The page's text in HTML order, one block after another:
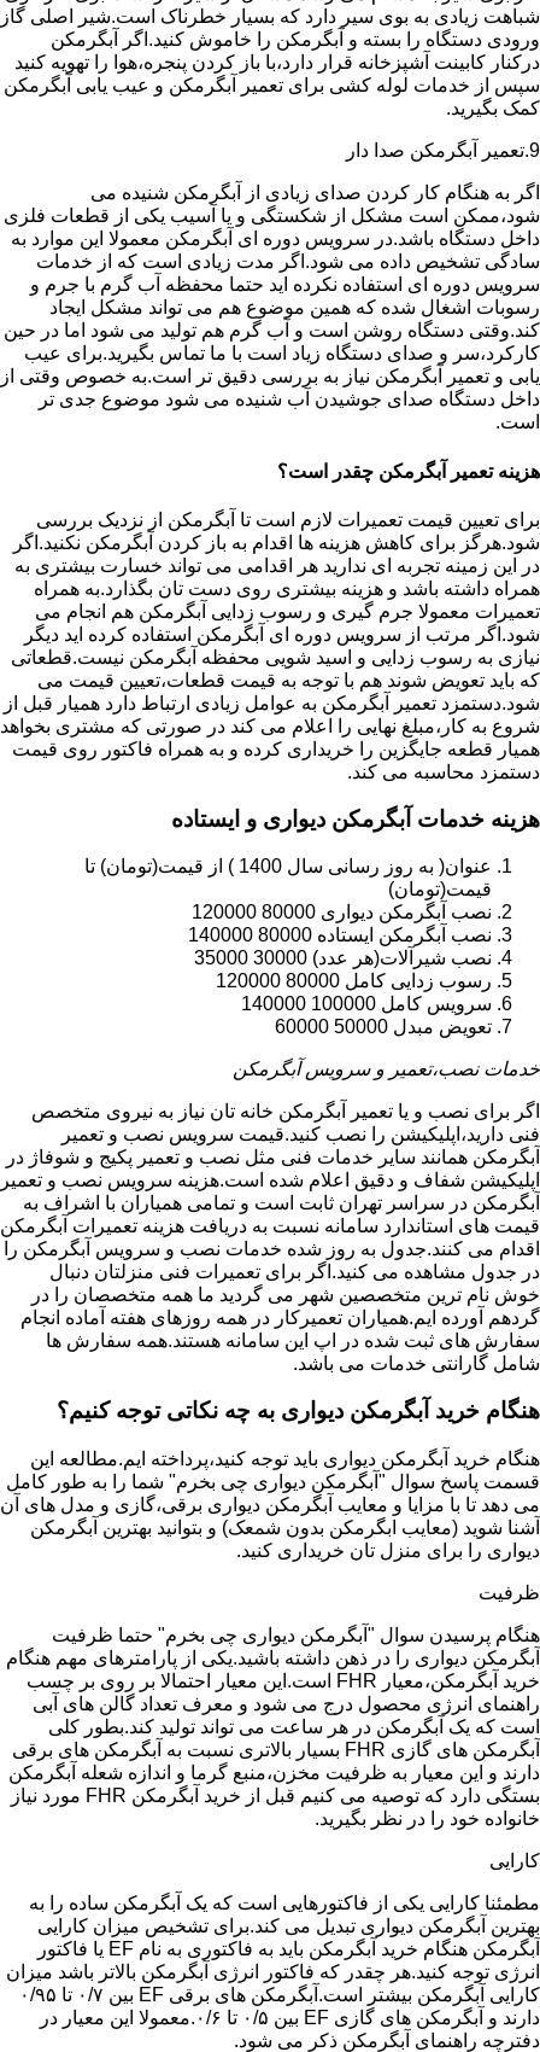
شباهت زیادی به بوی سیر دارد که بسیار خطرناک است.شیر اصلی گاز
ورودی دستگاه را بسته و آبگرمکن را خاموش کنید.اگر آبگرمکن
درکنار کابینت آشپزخانه قرار دارد،با باز کردن پنجره،هوا را تهویه کنید
سپس از خدمات لوله کشی برای تعمیر آبگرمکن و عیب یابی آبگرمکن
کمک بگیرید.
9.تعمیر آبگرمکن صدا دار
اگر به هنگام کار کردن صدای زیادی از آبگرمکن شنیده می
شود،ممکن است مشکل از شکستگی و یا آسیب یکی از قطعات فلزی
داخل دستگاه باشد.در سرویس دوره ای آبگرمکن معمولا این موارد به
سادگی تشخیص داده می شود.اگر مدت زیادی است که از خدمات
سرویس دوره ای استفاده نکرده اید حتما محفظه آب گرم با جرم و
رسوبات اشغال شده که همین موضوع هم می تواند مشکل ایجاد
کند.وقتی دستگاه روشن است و آب گرم هم تولید می شود اما در حین
کارکرد،سر و صدای دستگاه زیاد است با ما تماس بگیرید.برای عیب
یابی و تعمیر آبگرمکن نیاز به بررسی دقیق تر است.به خصوص وقتی از
داخل دستگاه صدای جوشیدن آب شنیده می شود موضوع جدی تر
است.
هزینه تعمیر آبگرمکن چقدر است؟
برای تعیین قیمت تعمیرات لازم است تا آبگرمکن از نزدیک بررسی
شود.هرگز برای کاهش هزینه ها اقدام به باز کردن آبگرمکن نکنید.اگر
در این زمینه تجربه ای ندارید هر اقدامی می تواند خسارت بیشتری به
همراه داشته باشد و هزینه بیشتری روی دست تان بگذارد.به همراه
تعمیرات معمولا جرم گیری و رسوب زدایی آبگرمکن هم انجام می
شود.اگر مرتب از سرویس دوره ای آبگرمکن استفاده کرده اید دیگر
نیازی به رسوب زدایی و اسید شویی محفظه آبگرمکن نیست.قطعاتی
که باید تعویض شوند هم با توجه به قیمت قطعات،تعیین قیمت می
شود.دستمزد تعمیر آبگرمکن به عوامل زیادی ارتباط دارد همیار قبل از
شروع به کار،مبلغ نهایی را اعلام می کند در صورتی که مشتری بخواهد
همیار قطعه جایگزین را خریداری کرده و به همراه فاکتور روی قیمت
دستمزد محاسبه می کند.
هزینه خدمات آبگرمکن دیواری و ایستاده
عنوان( به روز رسانی سال 1400 ) از قیمت(تومان) تا
قیمت(تومان)
نصب آبگرمکن دیواری 80000 120000
نصب آبگرمکن ایستاده 80000 140000
نصب شیرآلات(هر عدد) 30000 35000
رسوب زدایی کامل 80000 120000
سرویس کامل 100000 140000
تعویض مبدل 50000 60000
خدمات نصب،تعمیر و سرویس آبگرمکن
اگر برای نصب و یا تعمیر آبگرمکن خانه تان نیاز به نیروی متخصص
فنی دارید،اپلیکیشن را نصب کنید.قیمت سرویس نصب و تعمیر
آبگرمکن همانند سایر خدمات فنی مثل نصب و تعمیر پکیج و شوفاژ در
اپلیکیشن شفاف و دقیق اعلام شده است.هزینه سرویس نصب و تعمیر
آبگرمکن در سراسر تهران ثابت است و تمامی همیاران با اشراف به
قیمت های استاندارد سامانه نسبت به دریافت هزینه تعمیرات آبگرمکن
اقدام می کنند.جدول به روز شده خدمات نصب و سرویس آبگرمکن را
در جدول مشاهده می کنید.اگر برای تعمیرات فنی منزلتان دنبال
خوش نام ترین متخصصین شهر می گردید ما همه متخصصان را در
گردهم آورده ایم.همیاران تعمیرکار در همه روزهای هفته آماده انجام
سفارش های ثبت شده در اپ این سامانه هستند.همه سفارش ها
شامل گارانتی خدمات می باشد.
هنگام خرید آبگرمکن دیواری به چه نکاتی توجه کنیم؟
هنگام خرید آبگرمکن دیواری باید توجه کنید،پرداخته ایم.مطالعه این
قسمت پاسخ سوال "آبگرمکن دیواری چی بخرم" شما را به طور کامل
می دهد تا با مزایا و معایب آبگرمکن دیواری برقی،گازی و مدل های آن
آشنا شوید (معایب ابگرمکن بدون شمعک) و بتوانید بهترین آبگرمکن
دیواری را برای منزل تان خریداری کنید.
ظرفیت
هنگام پرسیدن سوال "آبگرمکن دیواری چی بخرم" حتما ظرفیت
آبگرمکن دیواری را در ذهن داشته باشید.یکی از پارامترهای مهم هنگام
خرید آبگرمکن،معیار FHR است.این معیار احتمالا بر روی بر چسب
راهنمای انرژی محصول درج می شود و معرف تعداد گالن های آبی
است که یک آبگرمکن در هر ساعت می تواند تولید کند.بطور کلی
آبگرمکن های گازی FHR بسیار بالاتری نسبت به آبگرمکن های برقی
دارند و این معیار به ظرفیت مخزن،منبع گرما و اندازه شعله آبگرمکن
بستگی دارد که توصیه می کنیم قبل از خرید آبگرمکن FHR مورد نیاز
خانواده خود را در نظر بگیرید.
کارایی
مطمئنا کارایی یکی از فاکتورهایی است که یک آبگرمکن ساده را به
بهترین آبگرمکن دیواری تبدیل می کند.برای تشخیص میزان کارایی
آبگرمکن هنگام خرید آبگرمکن باید به فاکتوری به نام EF یا فاکتور
انرژی توجه کنید.هر چقدر که فاکتور انرژی آبگرمکن بالاتر باشد میزان
کارایی آبگرمکن بیشتر است.آبگرمکن های برقی EF بین ۰/۷ تا ۰/۹۵
دارند و آبگرمکن های گازی EF بین ۰/۵ تا ۰/۶.معمولا این معیار در
دفترچه راهنمای آبگرمکن ذکر می شود.